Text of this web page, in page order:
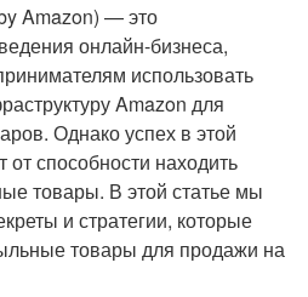
Amazon) — это
онлайн-бизнеса,
использовать
Amazon для
Однако успех в этой
способности находить
товары. В этой статье мы
и стратегии, которые
товары для продажи на